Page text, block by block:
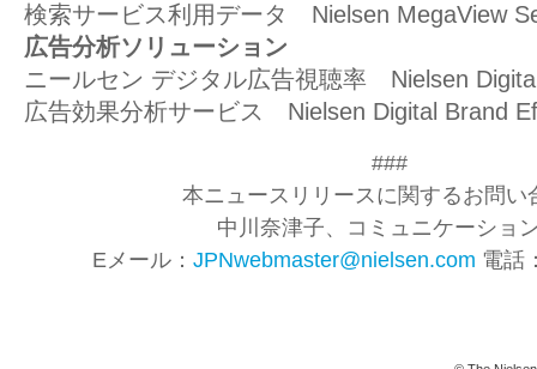
検索サービス利用データ Nielsen MegaView
広告分析ソリューション
ニールセン デジタル広告視聴率 Nielsen
広告効果分析サービス Nielsen Digital Brand
###
本ニュースリリースに関するお問い
中川奈津子、コミュニケーショ
Eメール： JPNwebmaster@nielsen.com 電話